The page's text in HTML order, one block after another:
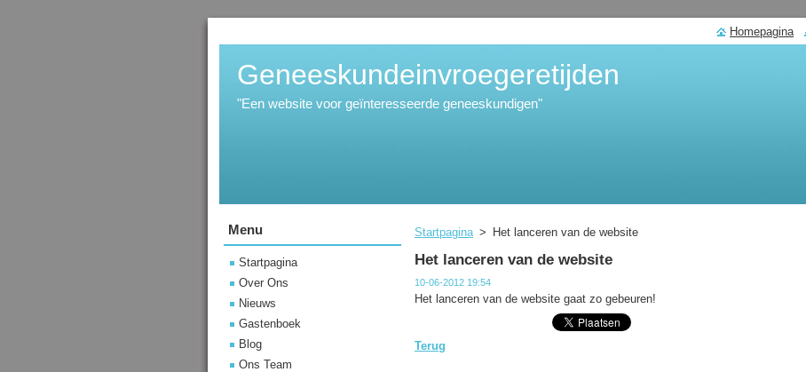
Geneeskundeinvroegeretijden
"Een website voor geïnteresseerde geneeskundigen"
Startpagina > Het lanceren van de website
Het lanceren van de website
10-06-2012 19:54
Het lanceren van de website gaat zo gebeuren!
Terug
Menu
Startpagina
Over Ons
Nieuws
Gastenboek
Blog
Ons Team
Homepagina